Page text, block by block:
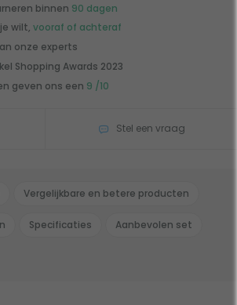
binnen 90 dagen
wilt, vooraf of achteraf
onze experts
Shopping Awards 2023
geven ons een 9 /10
Stel een vraag
Vergelijkbare en betere producten
Specificaties Aanbevolen set